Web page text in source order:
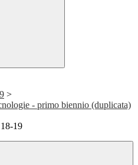
>
- primo biennio (duplicata)
19